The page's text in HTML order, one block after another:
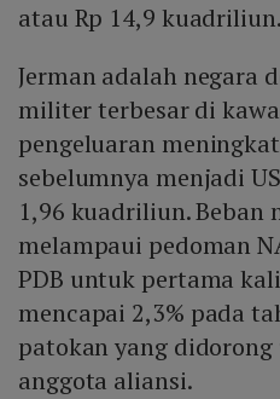
atau Rp 14,9 kuadriliun.
Jerman adalah negara
militer terbesar di
pengeluaran
sebelumnya menjadi
1,96 kuadriliun. Beban
melampaui pedoman
PDB untuk pertama
mencapai 2,3% pada
patokan yang
anggota aliansi.